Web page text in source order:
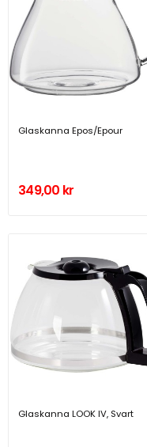
Glaskanna Epos/Epour
349,00 kr
Glaskanna LOOK IV, Svart